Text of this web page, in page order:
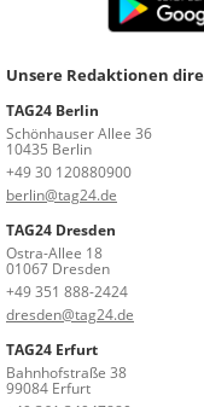
Unsere Redaktionen
TAG24 Berlin
Schönhauser Allee 36
10435 Berlin
+49 30 120880900
berlin@tag24.de
TAG24 Dresden
Ostra-Allee 18
01067 Dresden
+49 351 888-2424
dresden@tag24.de
TAG24 Erfurt
Bahnhofstraße 38
99084 Erfurt